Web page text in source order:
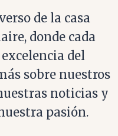
de la casa
donde cada
del
sobre nuestros
noticias y
pasión.